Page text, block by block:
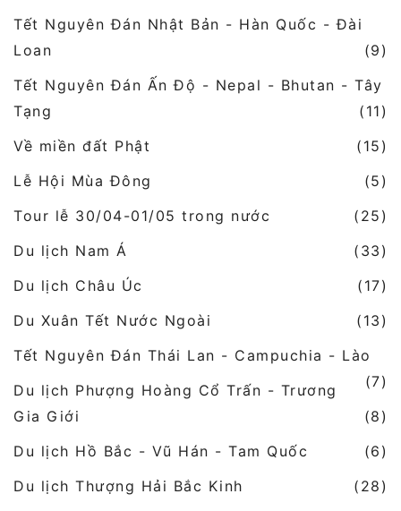
Tết Nguyên Đán Nhật Bản - Hàn Quốc - Đài
Loan
(9)
Tết Nguyên Đán Ấn Độ - Nepal - Bhutan - Tây
Tạng
(11)
Về miền đất Phật
(15)
Lễ Hội Mùa Đông
(5)
Tour lễ 30/04-01/05 trong nước
(25)
Du lịch Nam Á
(33)
Du lịch Châu Úc
(17)
Du Xuân Tết Nước Ngoài
(13)
Tết Nguyên Đán Thái Lan - Campuchia - Lào
(7)
Du lịch Phượng Hoàng Cổ Trấn - Trương
Gia Giới
(8)
Du lịch Hồ Bắc - Vũ Hán - Tam Quốc
(6)
Du lịch Thượng Hải Bắc Kinh
(28)